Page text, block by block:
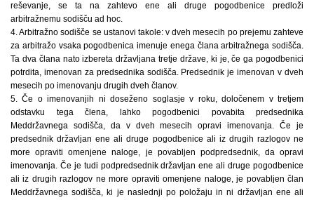
reševanje, se ta na zahtevo ene ali druge pogodbenice predloži
arbitražnemu sodišču ad hoc.
4. Arbitražno sodišče se ustanovi takole: v dveh mesecih po prejemu zahteve
za arbitražo vsaka pogodbenica imenuje enega člana arbitražnega sodišča.
Ta dva člana nato izbereta državljana tretje države, ki je, če ga pogodbenici
potrdita, imenovan za predsednika sodišča. Predsednik je imenovan v dveh
mesecih po imenovanju drugih dveh članov.
5. Če o imenovanjih ni doseženo soglasje v roku, določenem v tretjem
odstavku tega člena, lahko pogodbenici povabita predsednika
Meddržavnega sodišča, da v dveh mesecih opravi imenovanja. Če je
predsednik državljan ene ali druge pogodbenice ali iz drugih razlogov ne
more opraviti omenjene naloge, je povabljen podpredsednik, da opravi
imenovanja. Če je tudi podpredsednik državljan ene ali druge pogodbenice
ali iz drugih razlogov ne more opraviti omenjene naloge, je povabljen član
Meddržavnega sodišča, ki je naslednji po položaju in ni državljan ene ali